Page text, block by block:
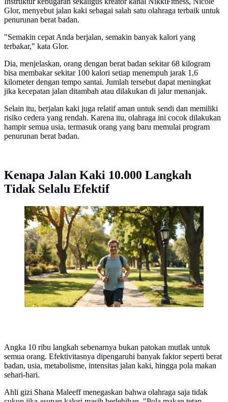
Glor, menyebut jalan kaki sebagai salah satu olahraga terbaik untuk
penurunan berat badan.
"Semakin cepat Anda berjalan, semakin banyak kalori yang
terbakar," kata Glor.
Dia, menjelaskan, orang dengan berat badan sekitar 68 kilogram
bisa membakar sekitar 100 kalori setiap menempuh jarak 1,6
kilometer dengan tempo santai. Jumlah tersebut dapat meningkat
jika kecepatan jalan ditambah atau dilakukan di jalur menanjak.
Selain itu, berjalan kaki juga relatif aman untuk sendi dan memiliki
risiko cedera yang rendah. Karena itu, olahraga ini cocok dilakukan
hampir semua usia, termasuk orang yang baru memulai program
penurunan berat badan.
Kenapa Jalan Kaki 10.000 Langkah
Tidak Selalu Efektif
Banyak yang keliru soal 10 ribu langkah untuk diet,
ternyata efeknya tak sesederhana itu dan ini fakta yang
jarang disadari (Ilustrasi oleh AI)
Angka 10 ribu langkah sebenarnya bukan patokan mutlak untuk
semua orang. Efektivitasnya dipengaruhi banyak faktor seperti berat
badan, usia, metabolisme, intensitas jalan kaki, hingga pola makan
sehari-hari.
Ahli gizi Shana Maleeff menegaskan bahwa olahraga saja tidak